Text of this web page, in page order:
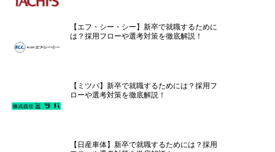
【エフ・シー・シー】新卒で就職するために
は？採用フローや選考対策を徹底解説！
【ミツバ】新卒で就職するためには？採用フ
ローや選考対策を徹底解説！
【日産車体】新卒で就職するためには？採用